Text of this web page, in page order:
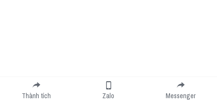
Thành tích Zalo Messenger